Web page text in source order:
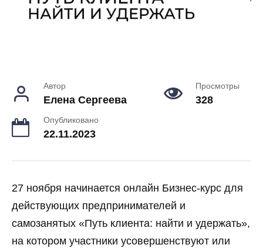
Автор
Елена Сергеева
Просмотры
328
Опубликовано
22.11.2023
27 ноября начинается онлайн Бизнес-курс для
действующих предпринимателей и
самозанятых «Путь клиента: найти и удержать»,
на котором участники усовершенствуют или